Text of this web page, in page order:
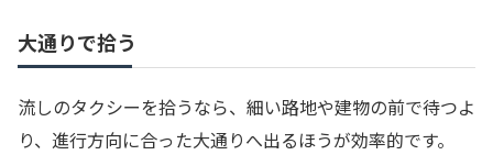
大通りで拾う
流しのタクシーを拾うなら、細い路地や建物の前で待つよ
り、進行方向に合った大通りへ出るほうが効率的です。